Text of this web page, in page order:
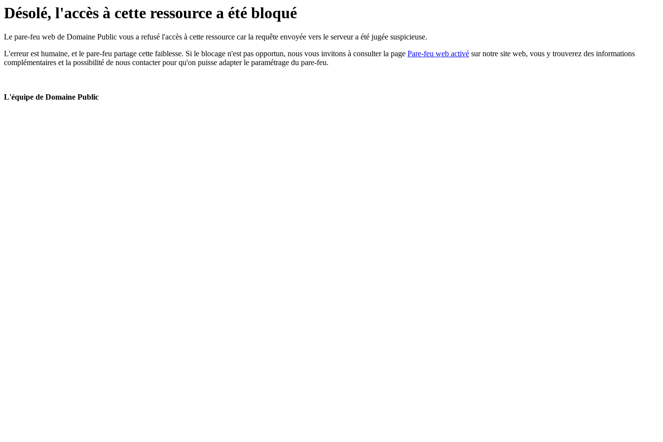
Désolé, l'accès à cette ressource a été bloqué
Le pare-feu web de Domaine Public vous a refusé l'accès à cette ressource car la requête envoyée vers le serveur a été jugée suspicieuse.
L'erreur est humaine, et le pare-feu partage cette faiblesse. Si le blocage n'est pas opportun, nous vous invitons à consulter la page Pare-feu web activé sur notre site web, vous y trouverez des informations
complémentaires et la possibilité de nous contacter pour qu'on puisse adapter le paramétrage du pare-feu.
L'équipe de Domaine Public